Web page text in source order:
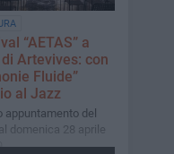
“AETAS” a
Artevives: con
Fluide”
al Jazz
appuntamento del
domenica 28 aprile